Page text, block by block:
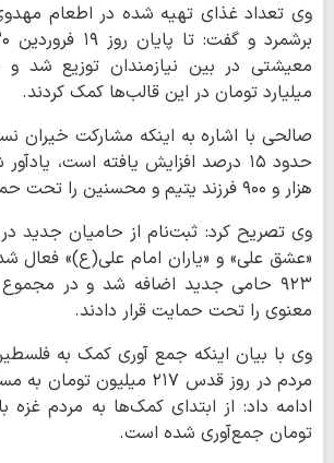
میلیارد تومان در این قالب‌ها کمک کردند.
صالحی با اشاره به اینکه مشارکت خیران
هزار و ۹۰۰ فرزند یتیم و محسنین را تحت حمایت دارد.
وی تصریح کرد: ثبت‌نام از حامیان جدید
معنوی را تحت حمایت قرار دادند.
وی با بیان اینکه جمع آوری کمک به
مردم در روز قدس ۲۱۷ میلیون
تومان جمع‌آوری شده است.